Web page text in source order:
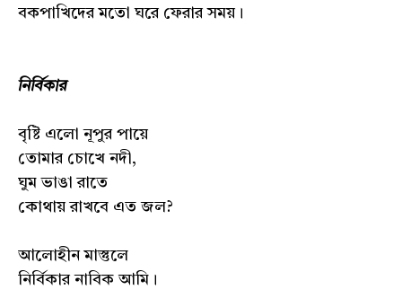
বকপাখিদের মতো ঘরে ফেরার সময়।
নির্বিকার
বৃষ্টি এলো নূপুর পায়ে
তোমার চোখে নদী,
ঘুম ভাঙা রাতে
কোথায় রাখবে এত জল?
আলোহীন মাস্তুলে
নির্বিকার নাবিক আমি।